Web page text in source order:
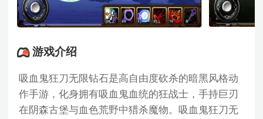
游戏介绍
吸血鬼狂刀无限钻石是高自由度砍杀的暗黑风格动
作手游，化身拥有吸血鬼血统的狂战士，手持巨刃
在阴森古堡与血色荒野中猎杀魔物。吸血鬼狂刀无